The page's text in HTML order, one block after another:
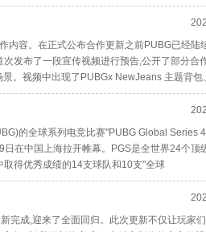
内容。在正式公布合作更新之前PUBG已经陆
发布了一段宣传视频进行预告,公开了部分合
。视频中出现了PUBGx NewJeans 主题背包
的全球系列电竞比赛"PUBG Global Series
在中国上海拉开帷幕。PGS是全世界24个顶
得优秀成绩的14支球队和10支"全球
完成,迎来了全面回归。此次更新不仅让玩家